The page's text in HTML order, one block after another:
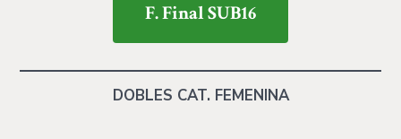
F. Final SUB16
DOBLES CAT. FEMENINA